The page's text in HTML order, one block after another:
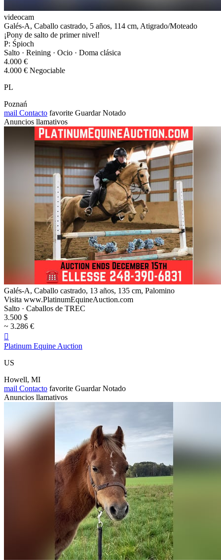
videocam
Galés-A, Caballo castrado, 5 años, 114 cm, Atigrado/Moteado
¡Pony de salto de primer nivel!
P: Śpioch
Salto · Reining · Ocio · Doma clásica
4.000 €
4.000 € Negociable
PL
Poznań
mail Contacto favorite Guardar Notado
Anuncios llamativos
Galés-A, Caballo castrado, 13 años, 135 cm, Palomino
Visita www.PlatinumEquineAuction.com
Salto · Caballos de TREC
3.500 $
~ 3.286 €

Platinum Equine Auction
US
Howell, MI
mail Contacto favorite Guardar Notado
Anuncios llamativos